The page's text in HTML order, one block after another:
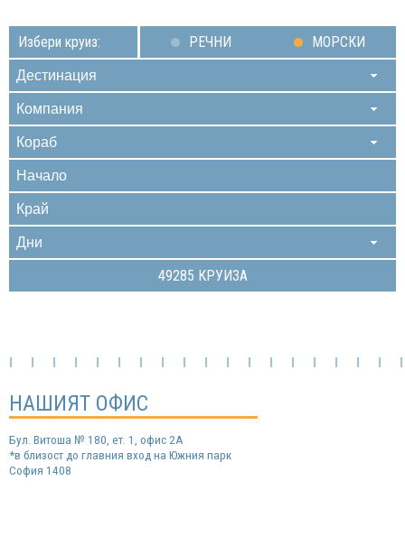
Избери круиз: РЕЧНИ МОРСКИ
Дестинация
Компания
Кораб
Дни
49285 КРУИЗА
НАШИЯТ ОФИС
Бул. Витоша № 180, ет. 1, офис 2А
*в близост до главния вход на Южния парк
София 1408